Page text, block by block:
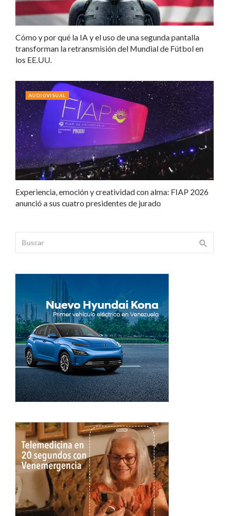
Cómo y por qué la IA y el uso de una segunda pantalla
transforman la retransmisión del Mundial de Fútbol en
los EE.UU.
Experiencia, emoción y creatividad con alma: FIAP 2026
anunció a sus cuatro presidentes de jurado
AUDIOVISUAL